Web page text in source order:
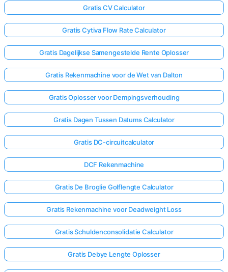
Gratis CV Calculator
Gratis Cytiva Flow Rate Calculator
Gratis Dagelijkse Samengestelde Rente Oplosser
Gratis Rekenmachine voor de Wet van Dalton
Gratis Oplosser voor Dempingsverhouding
Gratis Dagen Tussen Datums Calculator
Gratis DC-circuitcalculator
DCF Rekenmachine
Gratis De Broglie Golflengte Calculator
Gratis Rekenmachine voor Deadweight Loss
Gratis Schuldenconsolidatie Calculator
Gratis Debye Lengte Oplosser